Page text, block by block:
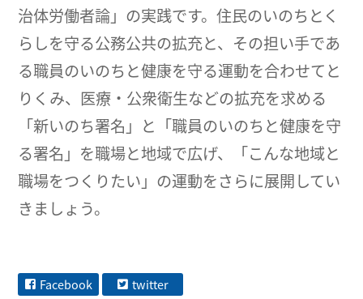
治体労働者論」の実践です。住民のいのちとく
らしを守る公務公共の拡充と、その担い手であ
る職員のいのちと健康を守る運動を合わせてと
りくみ、医療・公衆衛生などの拡充を求める
「新いのち署名」と「職員のいのちと健康を守
る署名」を職場と地域で広げ、「こんな地域と
職場をつくりたい」の運動をさらに展開してい
きましょう。
Facebook twitter